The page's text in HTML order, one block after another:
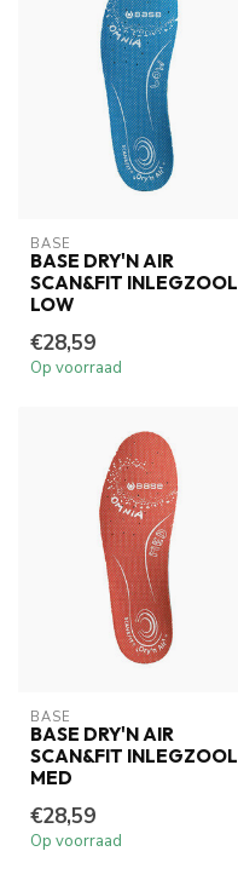
BASE
BASE DRY'N AIR
SCAN&FIT INLEGZOOL
LOW
€28,59
Op voorraad
BASE
BASE DRY'N AIR
SCAN&FIT INLEGZOOL
MED
€28,59
Op voorraad